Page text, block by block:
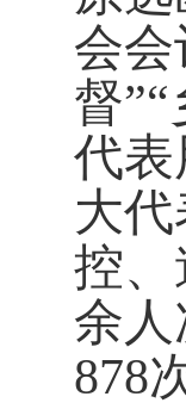
会
督”“
代
大
控
余
878